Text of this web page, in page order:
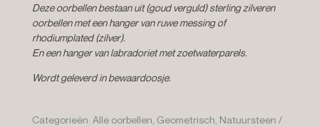
Deze oorbellen bestaan uit (goud verguld) sterling zilveren
oorbellen met een hanger van ruwe messing of
rhodiumplated (zilver).
En een hanger van labradoriet met zoetwaterparels.
Wordt geleverd in bewaardoosje.
Categorieën: Alle oorbellen Geometrisch Natuursteen